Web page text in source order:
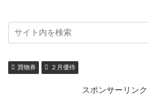
買物券 ２月優待
スポンサーリンク